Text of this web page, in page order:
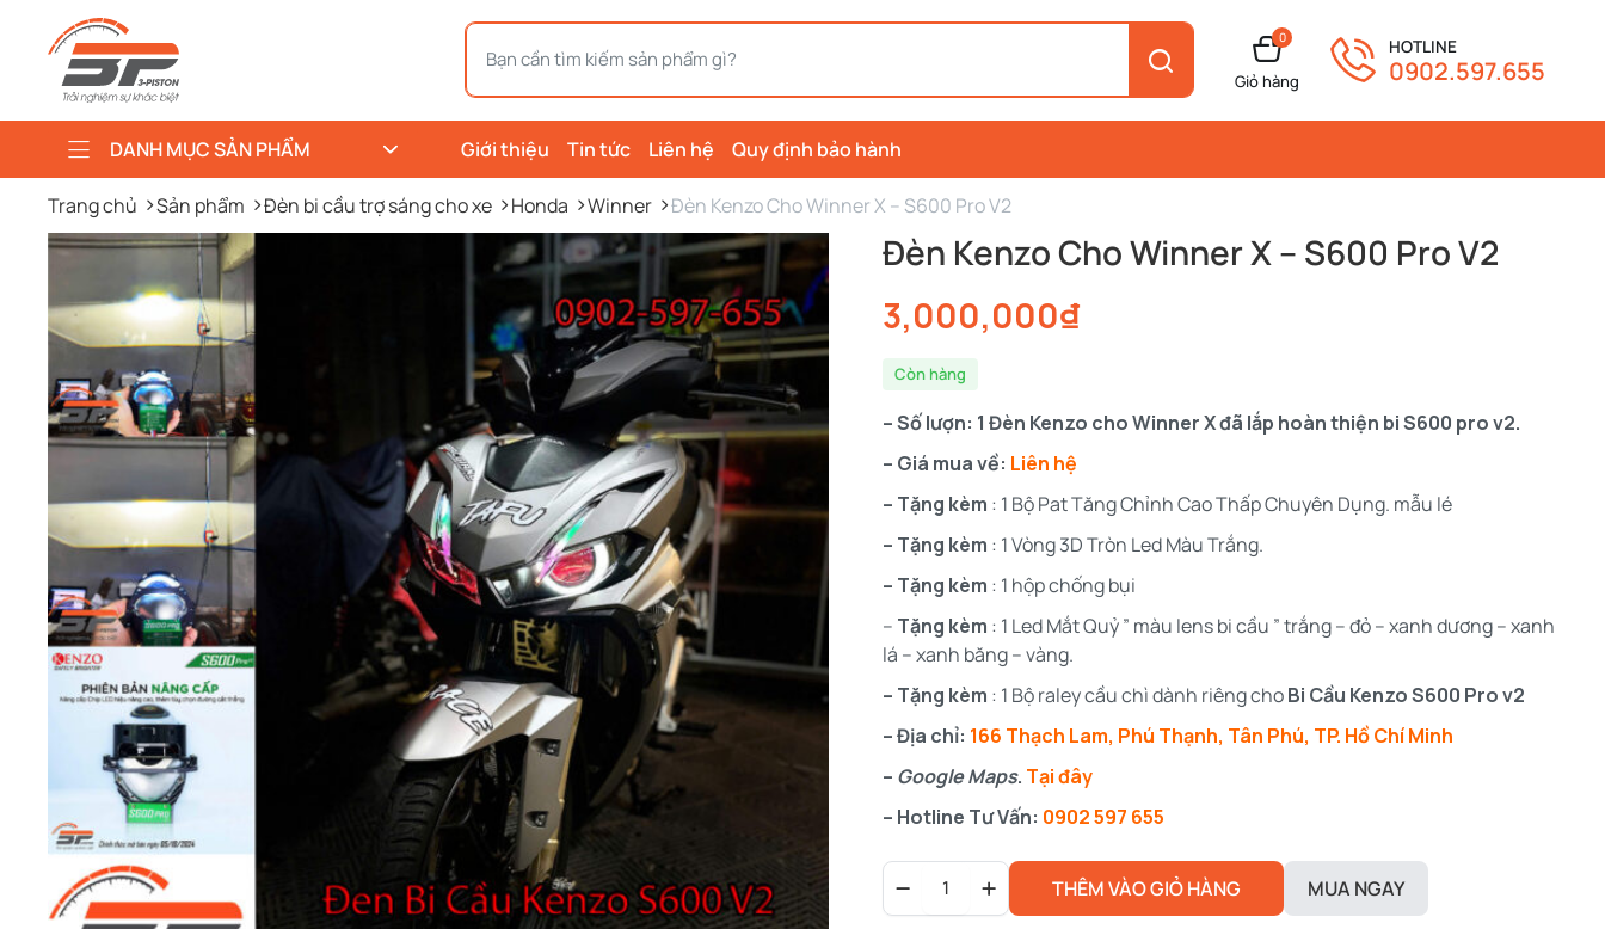
0
Giỏ hàng
HOTLINE
0902.597.655
DANH MỤC SẢN PHẨM Giới thiệu Tin tức Liên hệ Quy định bảo hành
Trang chủ Sản phẩm Đèn bi cầu trợ sáng cho xe Honda Winner Đèn Kenzo Cho Winner X – S600 Pro V2
Đèn Kenzo Cho Winner X – S600 Pro V2
3,000,000₫
Còn hàng
– Số lượn: 1 Đèn Kenzo cho Winner X đã lắp hoàn thiện bi S600 pro v2.
– Giá mua về: Liên hệ
– Tặng kèm : 1 Bộ Pat Tăng Chỉnh Cao Thấp Chuyên Dụng. mẫu lé
– Tặng kèm : 1 Vòng 3D Tròn Led Màu Trắng.
– Tặng kèm : 1 hộp chống bụi
– Tặng kèm : 1 Led Mắt Quỷ ” màu lens bi cầu ” trắng – đỏ – xanh dương – xanh
lá – xanh băng – vàng.
– Tặng kèm : 1 Bộ raley cầu chì dành riêng choBi Cầu Kenzo S600 Pro v2
– Địa chỉ: 166 Thạch Lam, Phú Thạnh, Tân Phú, TP. Hồ Chí Minh
– Google Maps. Tại đây
– Hotline Tư Vấn: 0902 597 655
Kenzo
Cho
THÊM VÀO GIỎ HÀNG MUA NGAY